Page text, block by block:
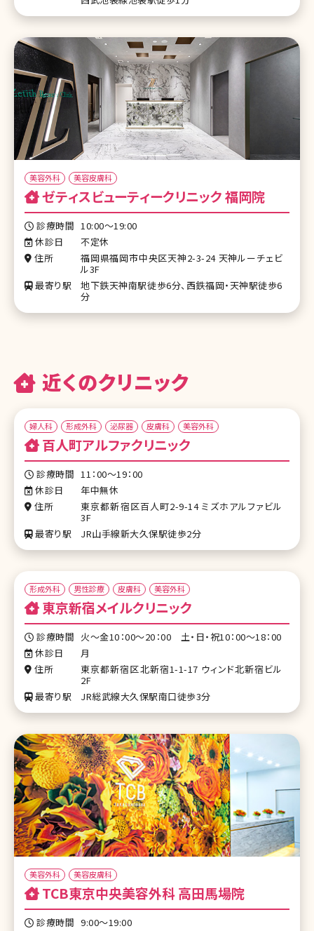
美容外科 美容皮膚科
ゼティスビューティークリニック 福岡院
診療時間 10:00～19:00
休診日
不定休
住所
福岡県福岡市中央区天神2-3-24 天神ルーチェビ
ル3F
最寄り駅
地下鉄天神南駅徒歩6分、西鉄福岡・天神駅徒歩6
分
近くのクリニック
婦人科 形成外科 泌尿器 皮膚科 美容外科
百人町アルファクリニック
診療時間 11：00～19：00
休診日
年中無休
住所
東京都新宿区百人町2-9-14 ミズホアルファビル
3F
最寄り駅
JR山手線新大久保駅徒歩2分
形成外科 男性診療 皮膚科 美容外科
東京新宿メイルクリニック
診療時間 火～金10：00～20：00 土・日・祝10：00～18：00
休診日
月
住所
東京都新宿区北新宿1-1-17 ウィンド北新宿ビル
2F
最寄り駅
JR総武線大久保駅南口徒歩3分
美容外科 美容皮膚科
TCB東京中央美容外科 高田馬場院
診療時間 9:00～19:00